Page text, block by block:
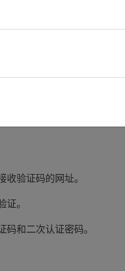
。
告模式以及免费开源的性
验证码的网址。
。
和二次认证密码。